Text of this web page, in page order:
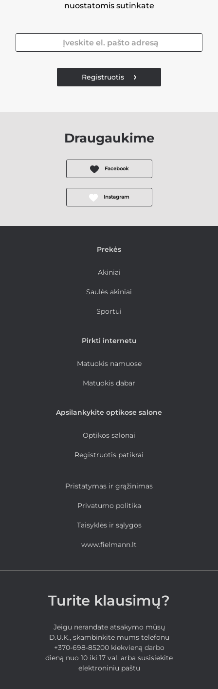
nuostatomis sutinkate
Registruotis
Draugaukime
Facebook
Instagram
Prekės
Akiniai
Saulės akiniai
Sportui
Pirkti internetu
Matuokis namuose
Matuokis dabar
Apsilankykite optikose salone
Optikos salonai
Registruotis patikrai
Pristatymas ir grąžinimas
Privatumo politika
Taisyklės ir sąlygos
www.fielmann.lt
Turite klausimų?
Jeigu nerandate atsakymo mūsų
D.U.K., skambinkite mums telefonu
+370-698-85200 kiekvieną darbo
dieną nuo 10 iki 17 val. arba susisiekite
elektroniniu paštu